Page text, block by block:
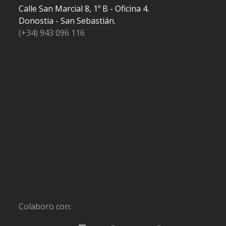
Calle San Marcial 8, 1º B - Oficina 4.
Donostia - San Sebastián.
(+34) 943 096 116
Colaboro con: